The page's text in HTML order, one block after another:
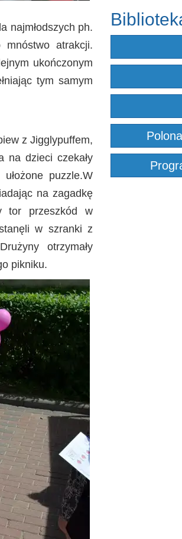
najmłodszych ph.
mnóstwo atrakcji.
ukończonym
tym samym
z Jigglypuffem,
na dzieci czekały
puzzle.W
na zagadkę
tor przeszkód w
w szranki z
otrzymały
pikniku.